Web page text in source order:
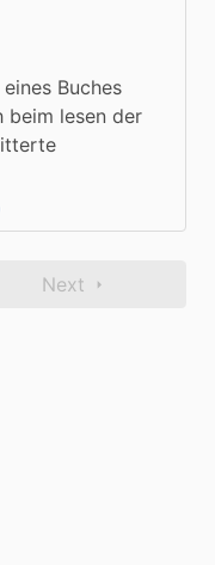
Buches
beim lesen der
status
Next